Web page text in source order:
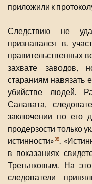
приложили к
Следствию не
признавался в.
правительственных
захвате заводов,
стараниям навязать
убийстве людей.
Салавата,
заключении по его
продерзости только
истинности»38.
в показаниях
Третьяковым. На
следователи